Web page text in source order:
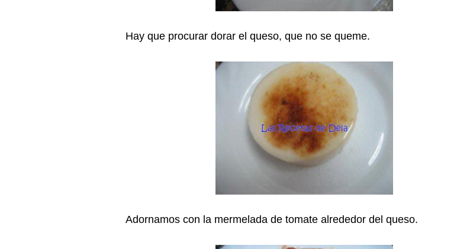
Hay que procurar dorar el queso, que no se queme.
Adornamos con la mermelada de tomate alrededor del queso.